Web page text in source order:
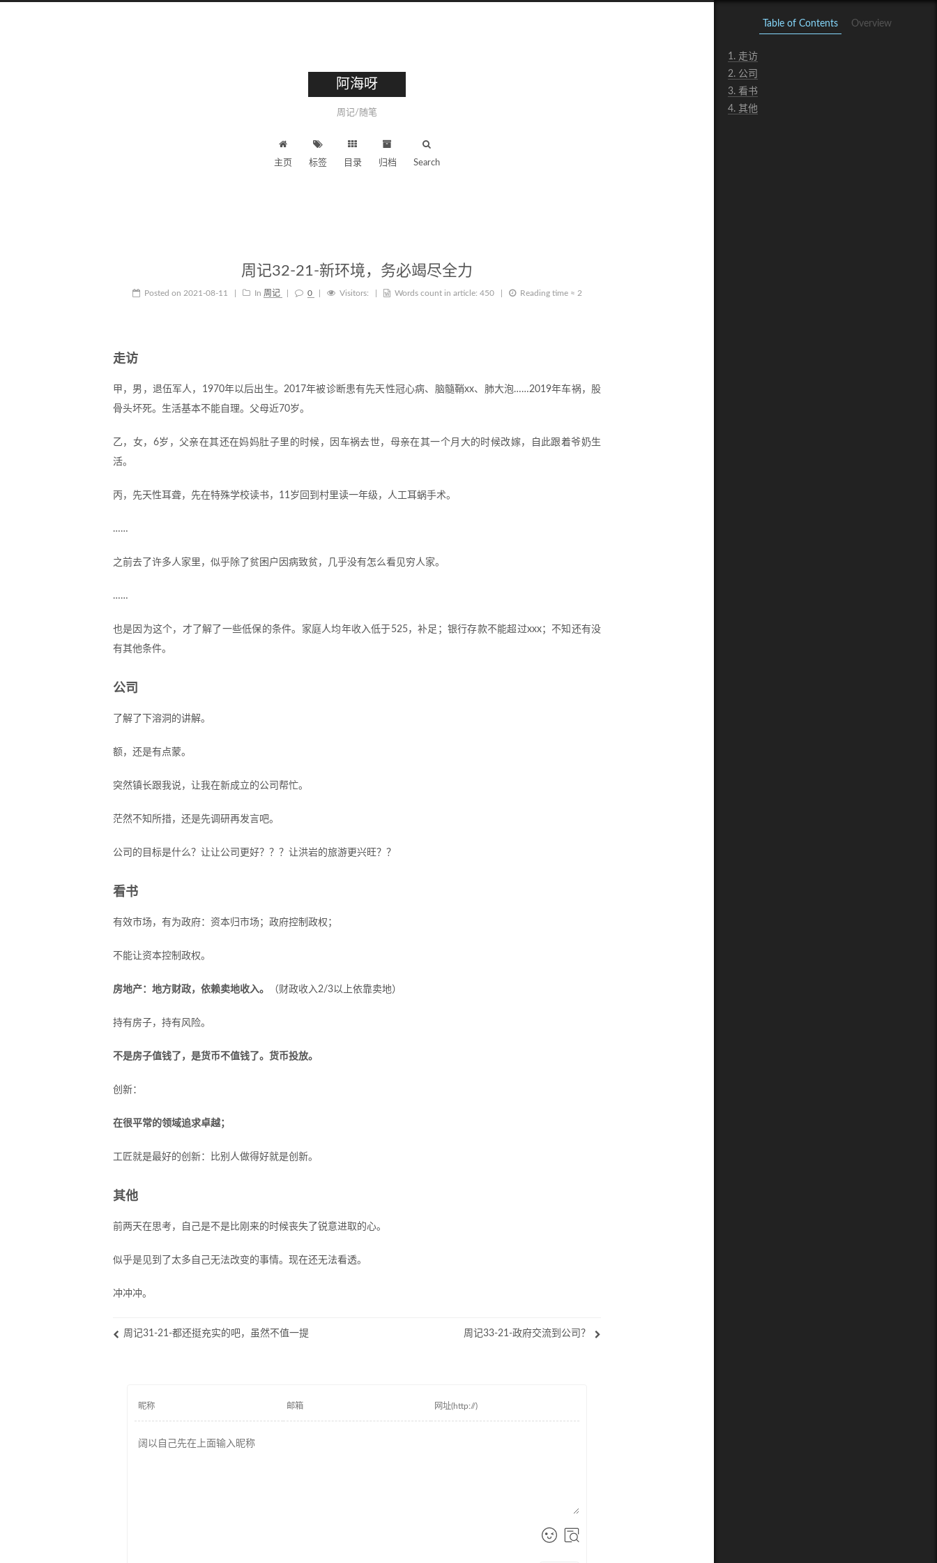
阿海呀
周记/随笔
主页 标签 目录 归档 Search
周记32-21-新环境，务必竭尽全力
Posted on 2021-08-11 In 周记 0 Visitors: Words count in article: 450 Reading time ≈ 2
走访
甲，男，退伍军人，1970年以后出生。2017年被诊断患有先天性冠心病、脑髓鞘xx、肺大泡……2019年车祸，股
骨头坏死。生活基本不能自理。父母近70岁。
乙，女，6岁，父亲在其还在妈妈肚子里的时候，因车祸去世，母亲在其一个月大的时候改嫁，自此跟着爷奶生
活。
丙，先天性耳聋，先在特殊学校读书，11岁回到村里读一年级，人工耳蜗手术。
……
之前去了许多人家里，似乎除了贫困户因病致贫，几乎没有怎么看见穷人家。
……
也是因为这个，才了解了一些低保的条件。家庭人均年收入低于525，补足；银行存款不能超过xxx；不知还有没
有其他条件。
公司
了解了下溶洞的讲解。
额，还是有点蒙。
突然镇长跟我说，让我在新成立的公司帮忙。
茫然不知所措，还是先调研再发言吧。
公司的目标是什么？让让公司更好？？？让洪岩的旅游更兴旺？？
看书
有效市场，有为政府：资本归市场；政府控制政权；
不能让资本控制政权。
房地产：地方财政，依赖卖地收入。 （财政收入2/3以上依靠卖地）
持有房子，持有风险。
不是房子值钱了，是货币不值钱了。货币投放。
创新：
在很平常的领域追求卓越；
工匠就是最好的创新：比别人做得好就是创新。
其他
前两天在思考，自己是不是比刚来的时候丧失了锐意进取的心。
似乎是见到了太多自己无法改变的事情。现在还无法看透。
冲冲冲。
周记31-21-都还挺充实的吧，虽然不值一提 周记33-21-政府交流到公司？
Table of Contents Overview
1. 走访
2. 公司
3. 看书
4. 其他